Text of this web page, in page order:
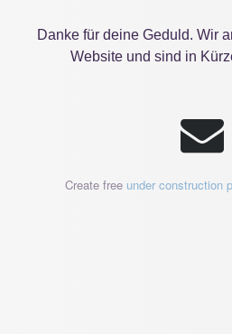
Danke für deine Geduld. Wir
Website und sind in
Create free under construction